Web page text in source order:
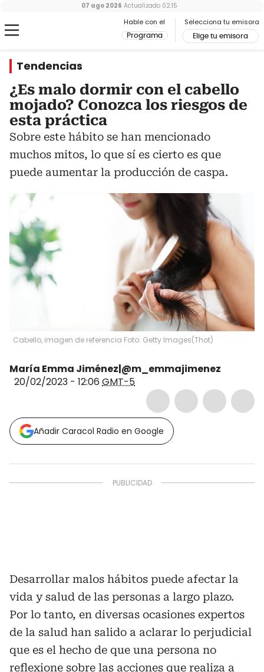
Hable con el
Programa
Selecciona tu emisora
Elige tu emisora
07 ago 2026 Actualizado 02:15
Tendencias
¿Es malo dormir con el cabello
mojado? Conozca los riesgos de
esta práctica
Sobre este hábito se han mencionado
muchos mitos, lo que sí es cierto es que
puede aumentar la producción de caspa.
Cabello, imagen de referencia Foto: Getty Images(Thot)
María Emma Jiménez|@m_emmajimenez
20/02/2023 - 12:06 GMT-5
Añadir Caracol Radio en Google
Desarrollar malos hábitos puede afectar la
vida y salud de las personas a largo plazo.
Por lo tanto, en diversas ocasiones expertos
de la salud han salido a aclarar lo perjudicial
que es el hecho de que una persona no
reflexione sobre las acciones que realiza a